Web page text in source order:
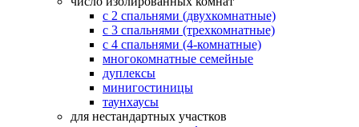
с 2 спальнями (двухкомнатные)
с 3 спальнями (трехкомнатные)
с 4 спальнями (4-комнатные)
многокомнатные семейные
дуплексы
минигостиницы
таунхаусы
для нестандартных участков